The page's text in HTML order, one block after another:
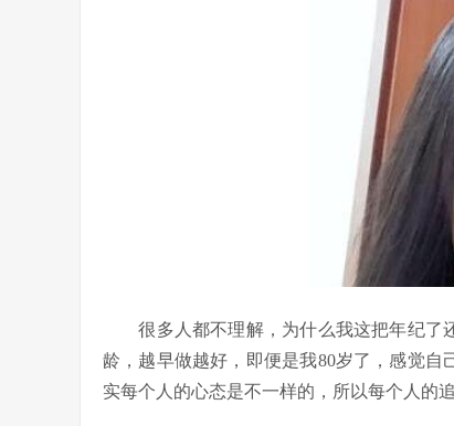
很多人都不理解，为什么我这把年纪了
龄，越早做越好，即便是我80岁了，感觉
实每个人的心态是不一样的，所以每个人的